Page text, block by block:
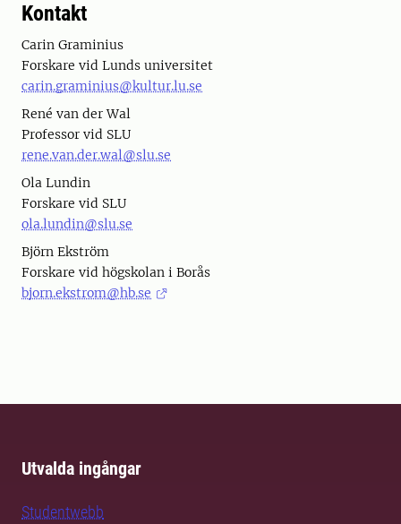
Kontakt
Carin Graminius
Forskare vid Lunds universitet
carin.graminius@kultur.lu.se
René van der Wal
Professor vid SLU
rene.van.der.wal@slu.se
Ola Lundin
Forskare vid SLU
ola.lundin@slu.se
Björn Ekström
Forskare vid högskolan i Borås
bjorn.ekstrom@hb.se
Utvalda ingångar
Studentwebb